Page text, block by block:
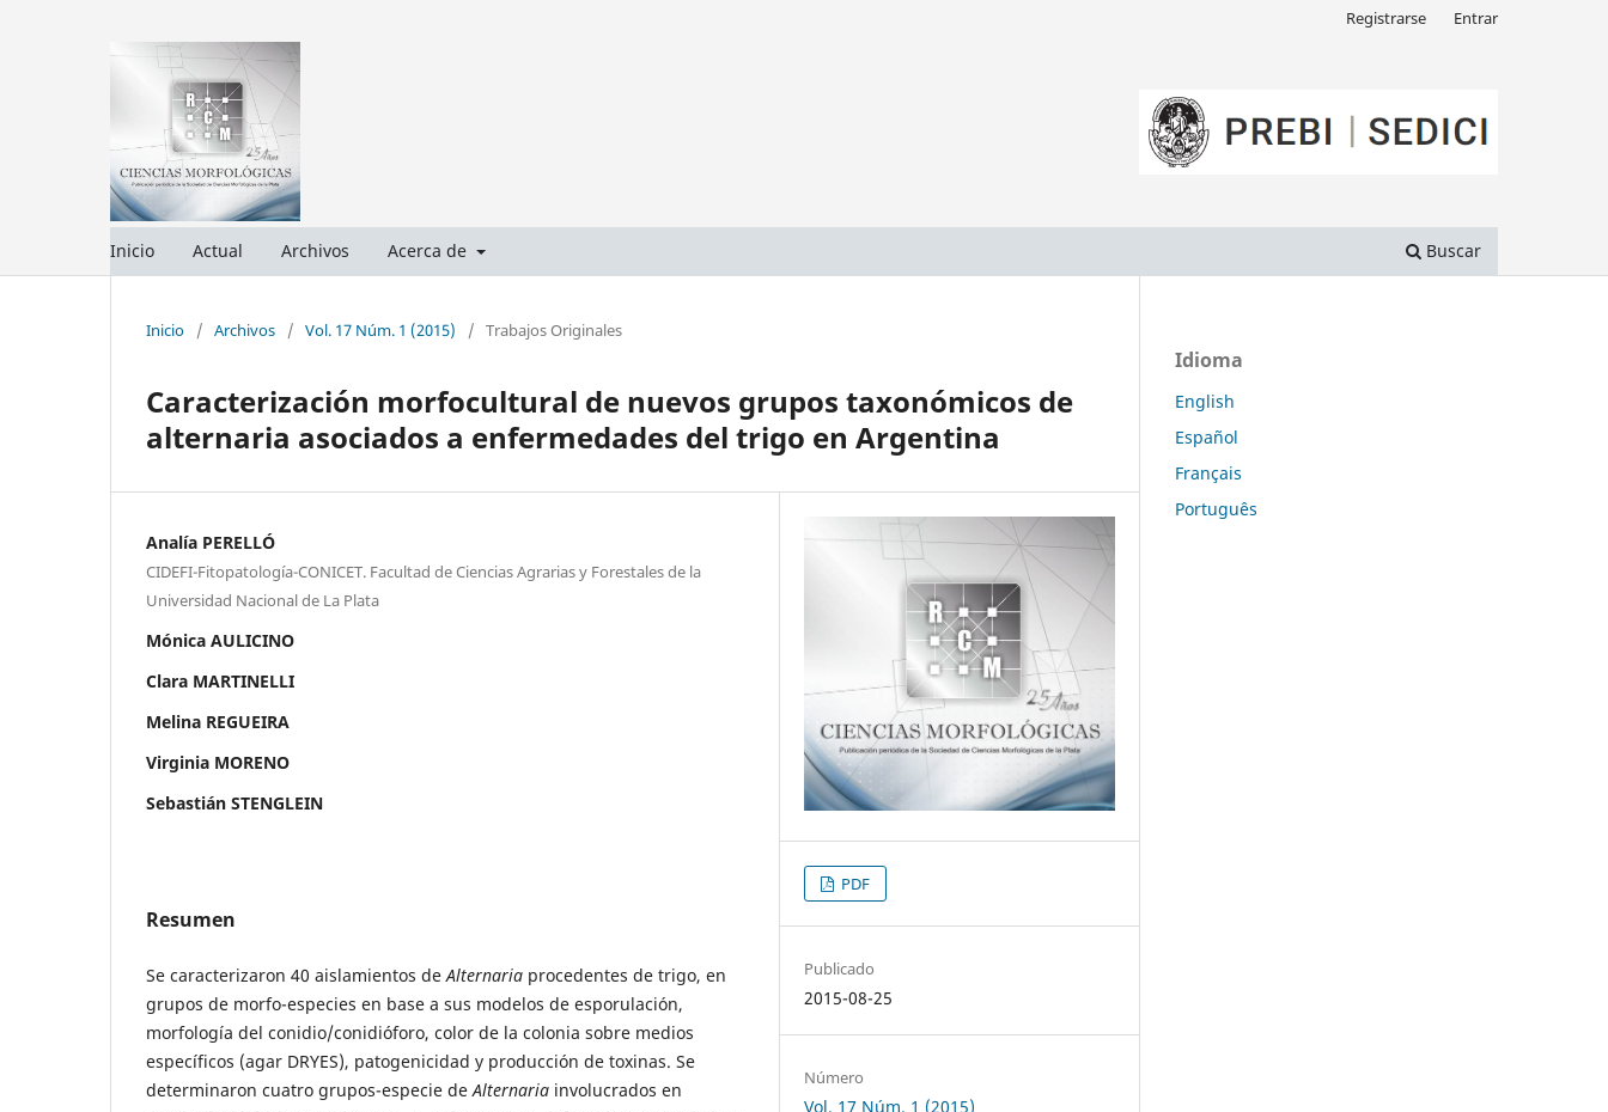
Inicio Actual Archivos Acerca de Buscar
Registrarse Entrar
Inicio / Archivos / Vol. 17 Núm. 1 (2015) / Trabajos Originales
Caracterización morfocultural de nuevos grupos taxonómicos de
alternaria asociados a enfermedades del trigo en Argentina
Analía PERELLÓ
CIDEFI-Fitopatología-CONICET. Facultad de Ciencias Agrarias y Forestales de la
Universidad Nacional de La Plata
Mónica AULICINO
Clara MARTINELLI
Melina REGUEIRA
Virginia MORENO
Sebastián STENGLEIN
Resumen
Se caracterizaron 40 aislamientos de Alternaria procedentes de trigo, en
grupos de morfo-especies en base a sus modelos de esporulación,
morfología del conidio/conidióforo, color de la colonia sobre medios
específicos (agar DRYES), patogenicidad y producción de toxinas. Se
determinaron cuatro grupos-especie de Alternaria involucrados en
PDF
Publicado
2015-08-25
Número
Vol. 17 Núm. 1 (2015)
Idioma
English
Español
Français
Português